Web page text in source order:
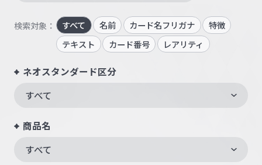
検索対象： すべて 名前 カード名フリガナ
特徴
テキスト
カード番号 レアリティ
ネオスタンダード区分
すべて
商品名
すべて